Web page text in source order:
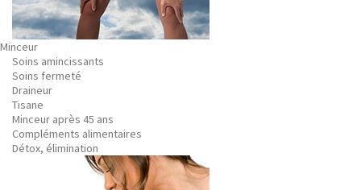
Minceur
Soins amincissants
Soins fermeté
Draineur
Tisane
Minceur après 45 ans
Compléments alimentaires
Détox, élimination